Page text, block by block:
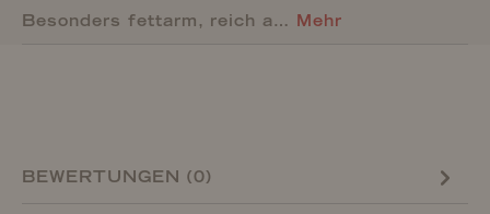
Besonders fettarm, reich a… Mehr
BEWERTUNGEN (0)